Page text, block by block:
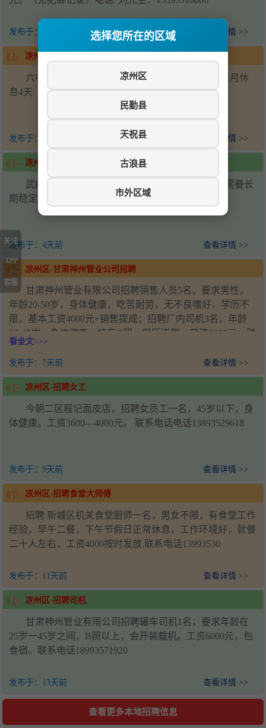
选择您所在的区域
凉州区
民勤县
天祝县
古浪县
市外区域
发布于： 查看详情 >>
凉州区-招聘帮厨
六中学校食堂招聘后厨帮厨2名，会压面优先，每月休
息4天（上六休一）工资面议-电话15393538881
发布于： 查看详情 >>
凉州区-招聘
武威万达广场招聘川湘菜炒锅两名，配菜两名，需要长
期稳定，要求技术过硬，联系电话19958567158
发布于： 4天前 查看详情 >>
凉州区-甘肃神州管业公司招聘
甘肃神州管业有限公司招聘销售人员5名，要求男性，
年龄20-50岁，身体健康，吃苦耐劳，无不良嗜好，学历不
限，基本工资4000元+销售提成；招聘厂内司机3名，年龄
22-45岁，身体健康，持有B照，学历不限，薪资6000元。联
系人：王经理，电话：18993571920，工作地址：甘肃省武
威市凉州区新能源产业园
看全文>>>
发布于： 7天前 查看详情 >>
凉州区-招聘女工
今朝二区程记面皮店，招聘女员工一名，45岁以下，身
体健康。工资3600—4000元。 联系电话电话13893529618
发布于： 9天前 查看详情 >>
凉州区-招聘食堂大师傅
招聘 新城区机关食堂厨师一名，男女不限，有食堂工作
经验，早午二餐，下午节假日正常休息，工作环境好，就餐
二十人左右，工资4000按时发放.联系电话13993530
发布于： 11天前 查看详情 >>
凉州区-招聘司机
甘肃神州管业有限公司招聘罐车司机1名，要求年龄在
25岁一45岁之间，B照以上，会开装载机。工资6000元，包
食宿。联系电话18993571920
发布于： 13天前 查看详情 >>
查看更多本地招聘信息
关注
APP
客服